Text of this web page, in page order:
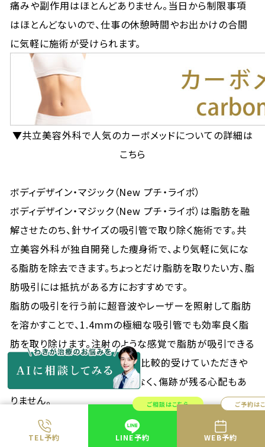
TEL予約
ご相談はこちら
LINE予約
ご予約は
WEB予約
痛みや副作用はほとんどありません。当日から制限事項
はほとんどないので、仕事の休憩時間やお出かけの合間
に気軽に施術が受けられます。
▼共立美容外科で人気のカーボメッドについての詳細は
こちら
ボディデザイン・マジック（New プチ・ライポ）
ボディデザイン・マジック（New プチ・ライポ）は脂肪を融
解させたのち、針サイズの吸引管で取り除く施術です。共
立美容外科が独自開発した痩身術で、より気軽に気にな
る脂肪を除去できます。ちょっとだけ脂肪を取りたい方、脂
肪吸引には抵抗がある方におすすめです。
脂肪の吸引を行う前に超音波やレーザーを照射して脂肪
を溶かすことで、1.4mmの極細な吸引管でも効率良く脂
肪を取り除けます。注射のような感覚で脂肪が吸引できる
ので、痛みに不安がある方でも比較的受けていただきや
すいでしょう。体への負担は少なく、傷跡が残る心配もあ
りません。
施術時間が20〜30分程度と短いのもボディデザイン・マ
ジックの特長です。施術後も痛みはなく、制限もほとんど